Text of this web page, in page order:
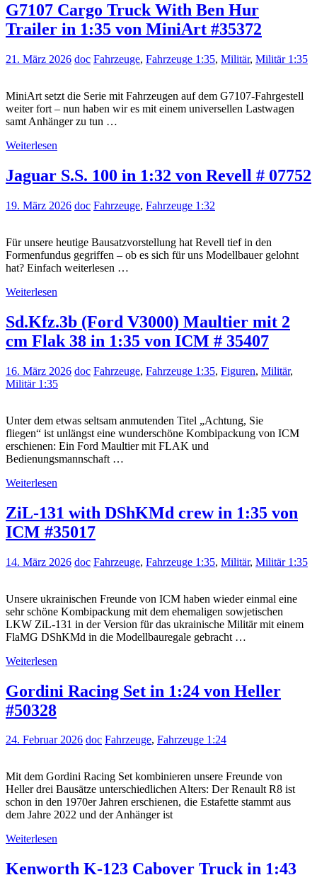
G7107 Cargo Truck With Ben Hur
Trailer in 1:35 von MiniArt #35372
21. März 2026 doc Fahrzeuge, Fahrzeuge 1:35, Militär, Militär 1:35
MiniArt setzt die Serie mit Fahrzeugen auf dem G7107-Fahrgestell
weiter fort – nun haben wir es mit einem universellen Lastwagen
samt Anhänger zu tun …
Weiterlesen
Jaguar S.S. 100 in 1:32 von Revell # 07752
19. März 2026 doc Fahrzeuge, Fahrzeuge 1:32
Für unsere heutige Bausatzvorstellung hat Revell tief in den
Formenfundus gegriffen – ob es sich für uns Modellbauer gelohnt
hat? Einfach weiterlesen …
Weiterlesen
Sd.Kfz.3b (Ford V3000) Maultier mit 2
cm Flak 38 in 1:35 von ICM # 35407
16. März 2026 doc Fahrzeuge, Fahrzeuge 1:35, Figuren, Militär,
Militär 1:35
Unter dem etwas seltsam anmutenden Titel „Achtung, Sie
fliegen“ ist unlängst eine wunderschöne Kombipackung von ICM
erschienen: Ein Ford Maultier mit FLAK und
Bedienungsmannschaft …
Weiterlesen
ZiL-131 with DShKMd crew in 1:35 von
ICM #35017
14. März 2026 doc Fahrzeuge, Fahrzeuge 1:35, Militär, Militär 1:35
Unsere ukrainischen Freunde von ICM haben wieder einmal eine
sehr schöne Kombipackung mit dem ehemaligen sowjetischen
LKW ZiL-131 in der Version für das ukrainische Militär mit einem
FlaMG DShKMd in die Modellbauregale gebracht …
Weiterlesen
Gordini Racing Set in 1:24 von Heller
#50328
24. Februar 2026 doc Fahrzeuge, Fahrzeuge 1:24
Mit dem Gordini Racing Set kombinieren unsere Freunde von
Heller drei Bausätze unterschiedlichen Alters: Der Renault R8 ist
schon in den 1970er Jahren erschienen, die Estafette stammt aus
dem Jahre 2022 und der Anhänger ist
Weiterlesen
Kenworth K-123 Cabover Truck in 1:43